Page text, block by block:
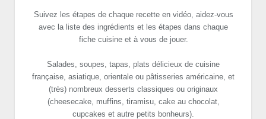
Suivez les étapes de chaque recette en vidéo, aidez-vous
avec la liste des ingrédients et les étapes dans chaque
fiche cuisine et à vous de jouer.
Salades, soupes, tapas, plats délicieux de cuisine
française, asiatique, orientale ou pâtisseries américaine, et
(très) nombreux desserts classiques ou originaux
(cheesecake, muffins, tiramisu, cake au chocolat,
cupcakes et autre petits bonheurs).